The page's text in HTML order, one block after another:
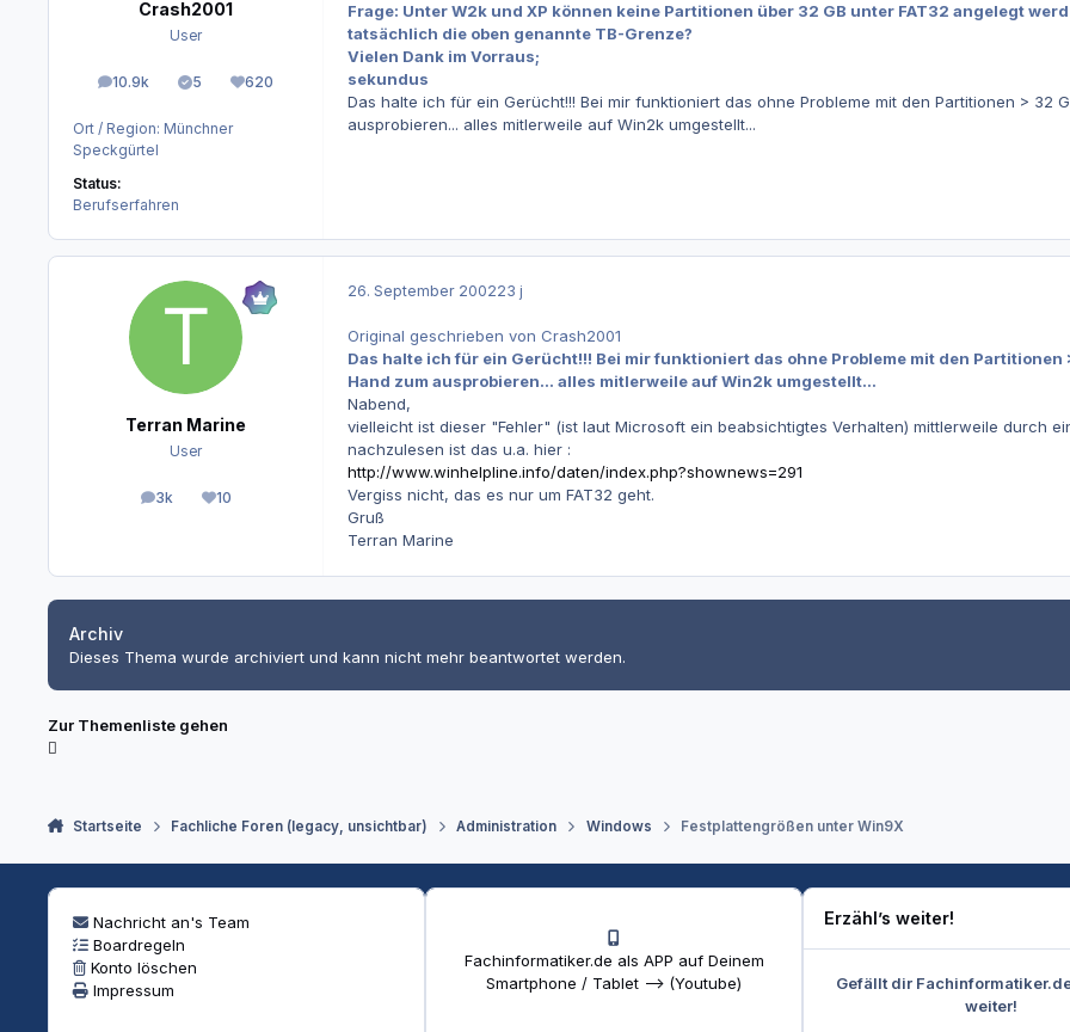
Crash2001
User
10.9k
Beiträge 5
Lösungen620
Reputation
Ort / Region: Münchner
Speckgürtel
Status:
Berufserfahren
Frage: Unter W2k und XP können keine Partitionen über 32 GB unter FAT32 angelegt
tatsächlich die oben genannte TB-Grenze?
Vielen Dank im Vorraus;
sekundus
Das halte ich für ein Gerücht!!! Bei mir funktioniert das ohne Probleme mit den Partitionen > 32
ausprobieren... alles mitlerweile auf Win2k umgestellt...
Terran Marine
User
3k
Beiträge10
Reputation
26. September 200223 j
Original geschrieben von Crash2001
Das halte ich für ein Gerücht!!! Bei mir funktioniert das ohne Probleme mit den
Hand zum ausprobieren... alles mitlerweile auf Win2k umgestellt...
Nabend,
vielleicht ist dieser "Fehler" (ist laut Microsoft ein beabsichtigtes Verhalten) mittlerweile durch
nachzulesen ist das u.a. hier :
http://www.winhelpline.info/daten/index.php?shownews=291
Vergiss nicht, das es nur um FAT32 geht.
Gruß
Terran Marine
Archiv
Dieses Thema wurde archiviert und kann nicht mehr beantwortet werden.
Zur Themenliste gehen
Startseite Fachliche Foren (legacy, unsichtbar) Administration Windows Festplattengrößen unter Win9X
Nachricht an's Team
Boardregeln
Konto löschen
Impressum
Fachinformatiker.de als APP auf Deinem
Smartphone / Tablet --> (Youtube)
Erzähl’s weiter!
Gefällt dir
weiter!